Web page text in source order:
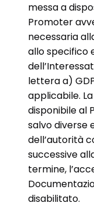
messa a
Promoter
necessaria
allo specifico
lettera a)
applicabile.
disponibile al
salvo diverse
dell’autorità
successive
termine,
disabilitato.